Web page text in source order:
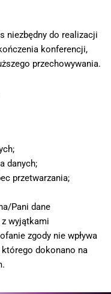
niezbędny do realizacji
konferencji,
przechowywania.
danych;
przetwarzania;
Pani dane
z wyjątkami
zgody nie wpływa
którego dokonano na